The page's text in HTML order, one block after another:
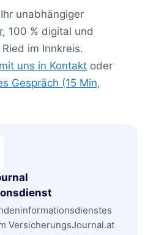
unabhängiger
, 100 % digital und
im Innkreis.
uns in Kontakt oder
Gespräch (15 Min,
VersicherungsJournal.at